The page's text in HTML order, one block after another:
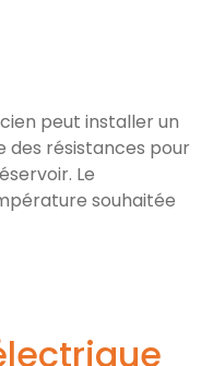
peut installer un
des résistances pour
Le
souhaitée